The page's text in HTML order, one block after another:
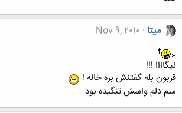
میتا Nov 9, 2010
نیگاااا !!!
قربون بله گفتنش بره خاله !
منم دلم واسش تنگیده بود